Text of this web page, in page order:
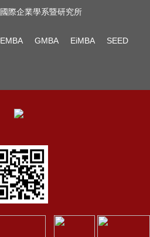
國際企業學系暨研究所
EMBA GMBA EiMBA SEED